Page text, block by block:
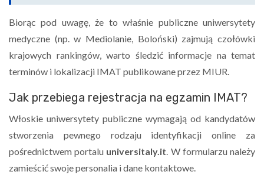
Biorąc pod uwagę, że to właśnie publiczne uniwersytety
medyczne (np. w Mediolanie, Boloński) zajmują czołówki
krajowych rankingów, warto śledzić informacje na temat
terminów i lokalizacji IMAT publikowane przez MIUR.
Jak przebiega rejestracja na egzamin IMAT?
Włoskie uniwersytety publiczne wymagają od kandydatów
stworzenia pewnego rodzaju identyfikacji online za
pośrednictwem portalu universitaly.it . W formularzu należy
zamieścić swoje personalia i dane kontaktowe.